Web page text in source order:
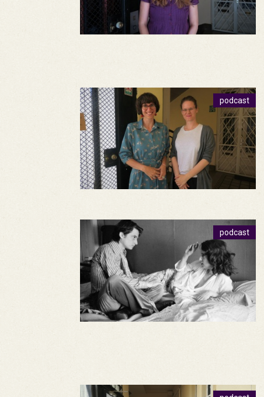
podcast
podcast